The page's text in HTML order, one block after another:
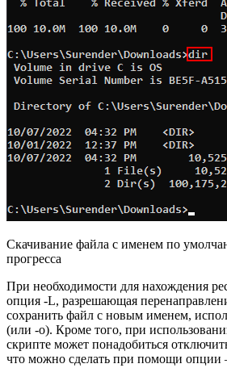
Скачивание файла с именем по
прогресса
При необходимости для нахождения
опция -L, разрешающая
сохранить файл с новым именем,
(или -o). Кроме того, при
скрипте может понадобиться
что можно сделать при помощи